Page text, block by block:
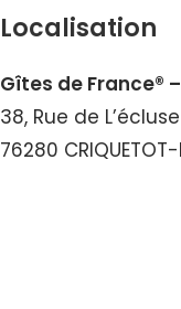
Localisation
Gîtes de France®
38, Rue de L’écluse
76280 CRIQUETOT-